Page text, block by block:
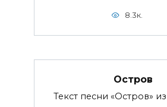
8.3к.
Остров
Текст песни «Остров»